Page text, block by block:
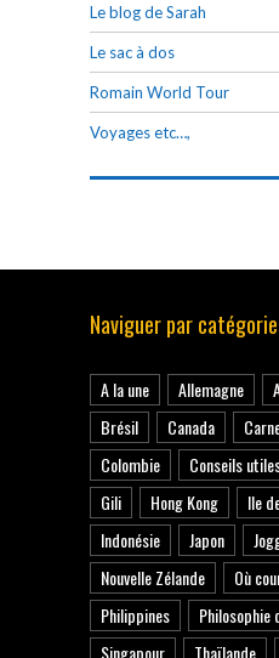
Le blog de Sarah
Le sac à dos
Romain World Tour
Voyages etc…,
Naviguer par
A la une Allemagne
Brésil
Canada
Colombie
Conseils
Gili
Hong Kong Ile
Indonésie
Japon
Nouvelle Zélande
Où
Philippines
Philosophie
Singapour
Thaïlande